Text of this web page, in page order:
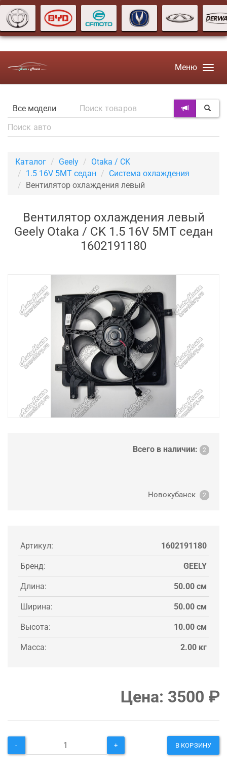
Меню
Каталог Geely
Otaka / CK
1.5 16V 5MT седан
Система охлаждения
Вентилятор охлаждения левый
Вентилятор охлаждения левый
Geely Otaka / CK 1.5 16V 5MT седан
1602191180
Всего в наличии: 2
Новокубанск 2
Артикул: 1602191180
Бренд: GEELY
Длина: 50.00 см
Ширина: 50.00 см
Высота: 10.00 см
Масса: 2.00 кг
Цена: 3500 ₽
- + В КОРЗИНУ